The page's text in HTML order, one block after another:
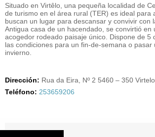
Situado en Virtêlo, una pequeña localidad de
de turismo en el área rural (TER) es ideal para
buscan un lugar para descansar y convivir con
Antigua casa de un hacendado, se convirtió en
acogedor rodeado paisaje único. Dispone de 5
las condiciones para un fin-de-semana o pasar
invierno.
Dirección: Rua da Eira, Nº 2 5460 – 350 Virtelo
Teléfono: 253659206